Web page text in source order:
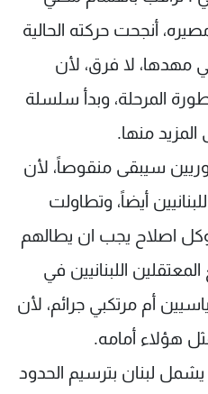
أنجحت حركته الحالية
لا فرق، لأن
المرحلة، وبدأ سلسلة
المزيد منها.
سيبقى منقوصاً، لأن
أيضاً، وتطاولت
اصلاح يجب ان يطالهم
اللبنانيين في
أم مرتكبي جرائم، لأن
هؤلاء أمامه.
لبنان بترسيم الحدود